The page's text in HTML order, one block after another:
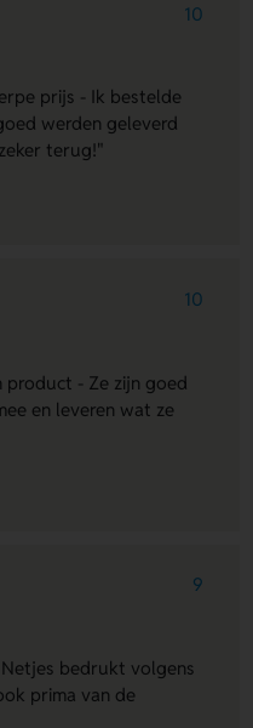
10
prijs - Ik bestelde
werden geleverd
terug!"
10
product - Ze zijn goed
en leveren wat ze
9
bedrukt volgens
prima van de